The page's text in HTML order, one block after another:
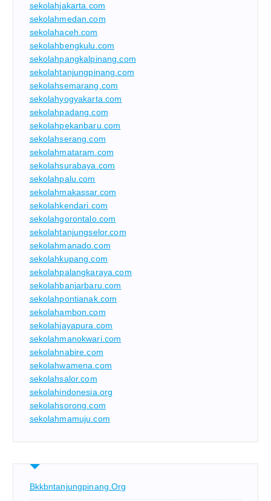
sekolahjakarta.com
sekolahmedan.com
sekolahaceh.com
sekolahbengkulu.com
sekolahpangkalpinang.com
sekolahtanjungpinang.com
sekolahsemarang.com
sekolahyogyakarta.com
sekolahpadang.com
sekolahpekanbaru.com
sekolahserang.com
sekolahmataram.com
sekolahsurabaya.com
sekolahpalu.com
sekolahmakassar.com
sekolahkendari.com
sekolahgorontalo.com
sekolahtanjungselor.com
sekolahmanado.com
sekolahkupang.com
sekolahpalangkaraya.com
sekolahbanjarbaru.com
sekolahpontianak.com
sekolahambon.com
sekolahjayapura.com
sekolahmanokwari.com
sekolahnabire.com
sekolahwamena.com
sekolahsalor.com
sekolahindonesia.org
sekolahsorong.com
sekolahmamuju.com
Bkkbntanjungpinang.org